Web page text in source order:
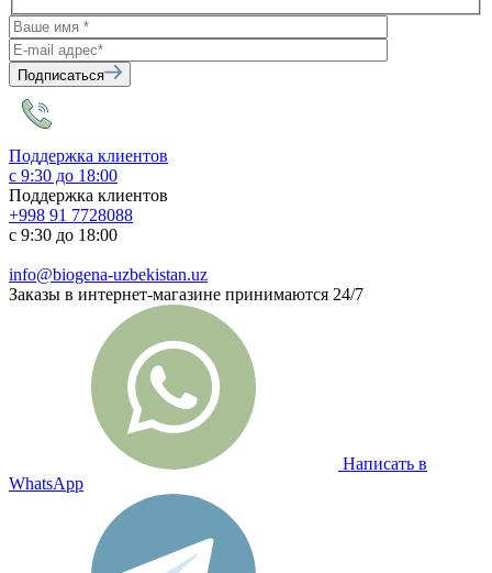
Подписаться
Поддержка клиентов
с 9:30 до 18:00
Поддержка клиентов
+998 91 7728088
с 9:30 до 18:00
info@biogena-uzbekistan.uz
Заказы в интернет-магазине принимаются 24/7
Написать в
WhatsApp